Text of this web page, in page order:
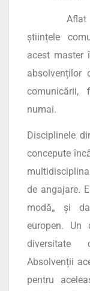
Aflat la
științele
acest master
absolvenților
comunicării,
numai.
Disciplinele
concepute
de angajare.
modă„ și
europen. Un
diversitate
Absolvenții
pentru